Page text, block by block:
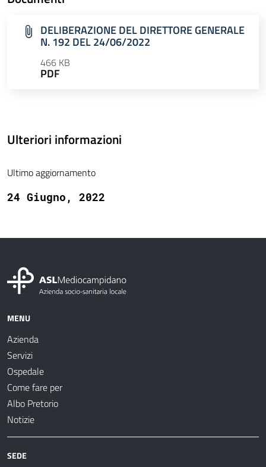
DELIBERAZIONE DEL DIRETTORE GENERALE
N. 192 DEL 24/06/2022
466 KB
PDF
Ulteriori informazioni
Ultimo aggiornamento
24 Giugno, 2022
MENU
Azienda
Servizi
Ospedale
Come fare per
Albo Pretorio
Notizie
SEDE